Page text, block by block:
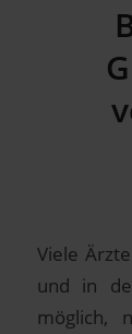
Viele
und in
möglich,